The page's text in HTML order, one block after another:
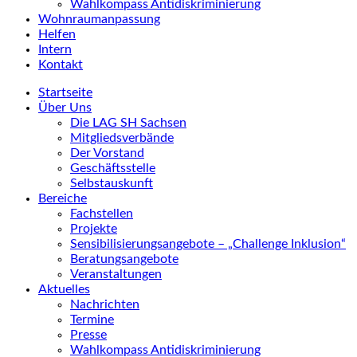
Wahlkompass Antidiskriminierung
Wohnraumanpassung
Helfen
Intern
Kontakt
Startseite
Über Uns
Die LAG SH Sachsen
Mitgliedsverbände
Der Vorstand
Geschäftsstelle
Selbstauskunft
Bereiche
Fachstellen
Projekte
Sensibilisierungsangebote – „Challenge Inklusion“
Beratungsangebote
Veranstaltungen
Aktuelles
Nachrichten
Termine
Presse
Wahlkompass Antidiskriminierung